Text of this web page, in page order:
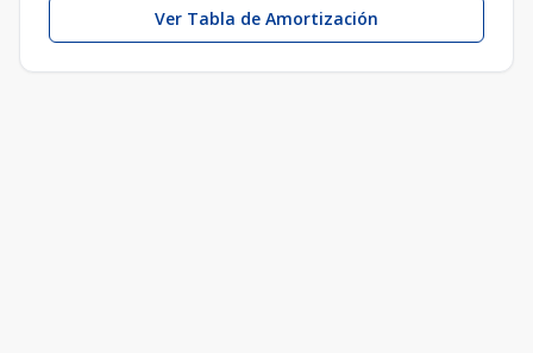
Ver Tabla de Amortización